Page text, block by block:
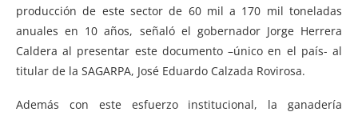
producción de este sector de 60 mil a 170 mil toneladas
anuales en 10 años, señaló el gobernador Jorge Herrera
Caldera al presentar este documento –único en el país- al
titular de la SAGARPA, José Eduardo Calzada Rovirosa.
Además con este esfuerzo institucional, la ganadería